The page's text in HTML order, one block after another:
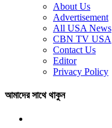
About Us
Advertisement
All USA News
CBN TV USA
Contact Us
Editor
Privacy Policy
আমাদের সাথে থাকুন